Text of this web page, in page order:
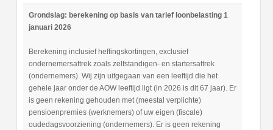
Grondslag: berekening op basis van tarief loonbelasting 1
januari 2026
Berekening inclusief heffingskortingen, exclusief
ondernemersaftrek zoals zelfstandigen- en startersaftrek
(ondernemers). Wij zijn uitgegaan van een leeftijd die het
gehele jaar onder de AOW leeftijd ligt (in 2026 is dit 67 jaar). Er
is geen rekening gehouden met (meestal verplichte)
pensioenpremies (werknemers) of uw eigen (fiscale)
oudedagsvoorziening (ondernemers). Er is geen rekening